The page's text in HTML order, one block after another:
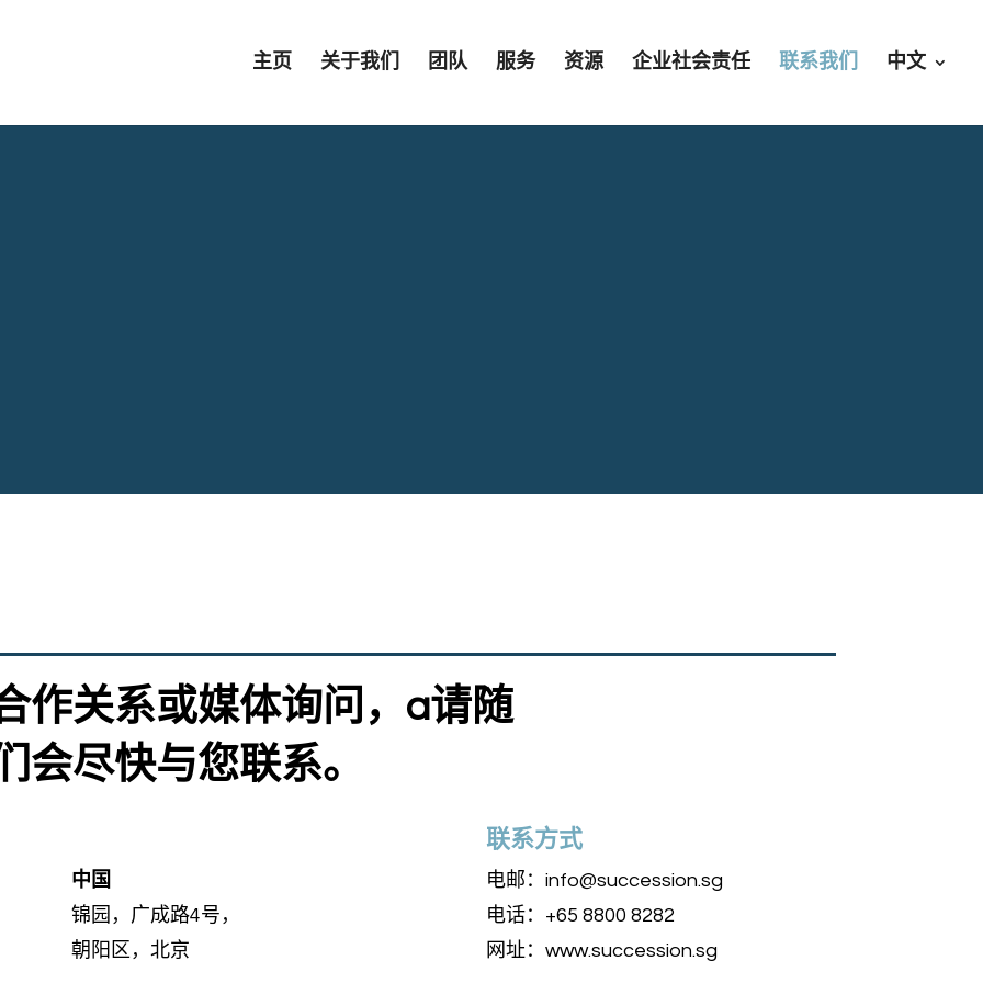
主页 关于我们 团队 服务 资源 企业社会责任 联系我们 中文
作关系或媒体询问，
请随
会尽快与您联系。
中国
锦园，广成路4号，
朝阳区，北京
联系方式
电邮： info@succession.sg
电话：+65 8800 8282
网址： www.succession.sg